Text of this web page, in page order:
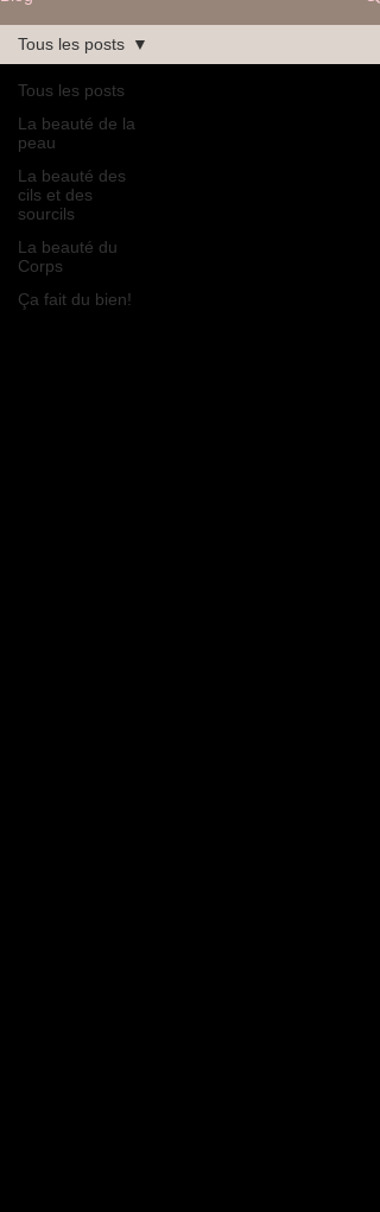
Tous les posts
La beauté de la
peau
La beauté des
cils et des
sourcils
La beauté du
Corps
Ça fait du bien!
Tous les posts